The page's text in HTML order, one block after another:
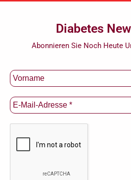
Diabetes
Abonnieren Sie Noch Heute